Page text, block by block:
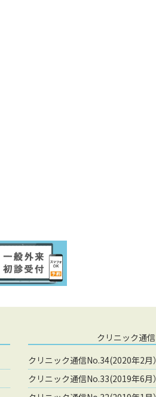
クリニック通信
クリニック通信No.34(2020年2月）
クリニック通信No.33(2019年6月）